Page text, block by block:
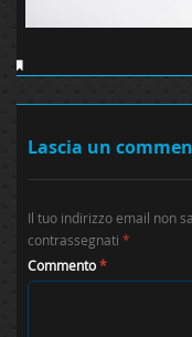
Lascia un
Il tuo indirizzo email non
contrassegnati *
Commento*